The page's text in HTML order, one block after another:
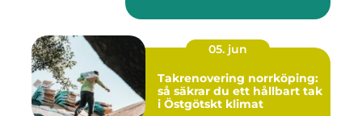
05. jun
Takrenovering norrköping:
så säkrar du ett hållbart tak
i Östgötskt klimat